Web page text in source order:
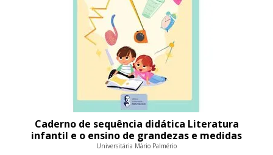
Caderno de sequência didática Literatura
infantil e o ensino de grandezas e medidas
no ciclo de alfabetização Uma con
Universitária Mário Palmério